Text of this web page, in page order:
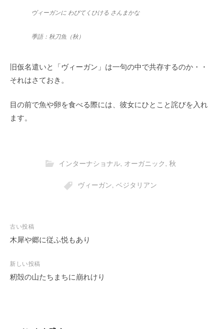
ヴィーガンに わびてくひける さんまかな
季語：秋刀魚 （秋）
旧仮名遣いと「ヴィーガン」は一句の中で共存するのか・・
それはさておき。
目の前で魚や卵を食べる際には、彼女にひとこと詫びを入れ
ます。
インターナショナル, オーガニック, 秋
ヴィーガン, ベジタリアン
投
稿
ビ
ゲ
古い投稿
木犀や郷に従ふ悦もあり
新しい投稿
籾殻の山たちまちに崩れけり